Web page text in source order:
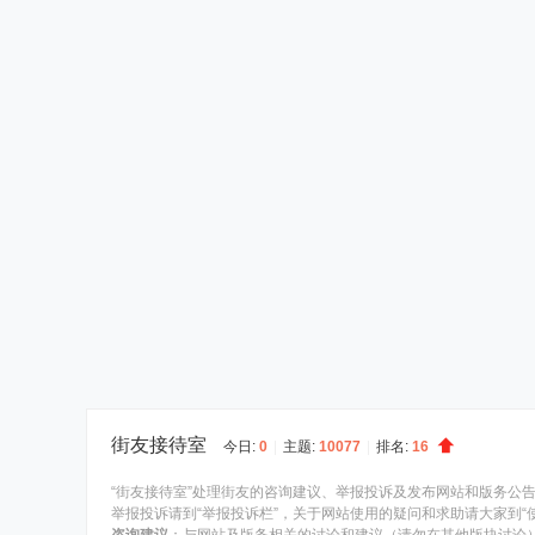
街友接待室 今日: 0 主题: 10077 排名: 16
“街友接待室”处理街友的咨询建议、举报投诉及发布网站和版务公告
举报投诉请到“举报投诉栏”，关于网站使用的疑问和求助请大家到“